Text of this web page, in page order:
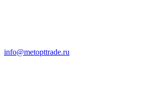
info@metopttrade.ru